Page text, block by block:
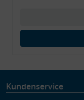
Kundenservice